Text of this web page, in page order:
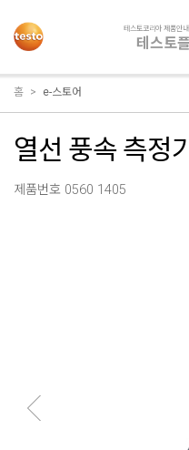
테스토코리아 제품안
테스토
홈 e-스토어
열선 풍속 측정
제품번호 0560 1405